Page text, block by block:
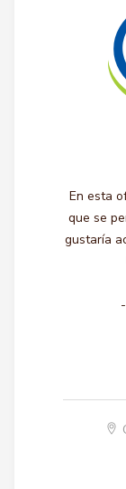
En esta
que se
gustaría